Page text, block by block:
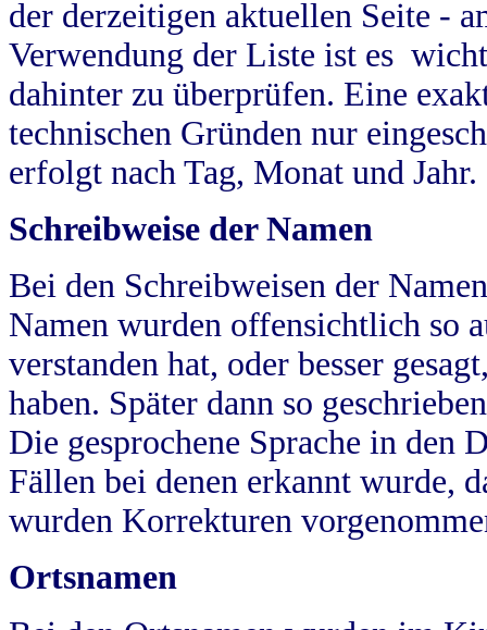
der derzeitigen aktuellen Seite -
Verwendung der Liste ist es
dahinter zu überprüfen. Eine
technischen Gründen nur
erfolgt nach Tag, Monat und Jahr.
Schreibweise der Namen
Bei den Schreibweisen der
Namen wurden offensichtlich so
verstanden hat, oder besser
haben. Später dann so
Die gesprochene Sprache in
Fällen bei denen erkannt wurde,
wurden Korrekturen
Ortsnamen